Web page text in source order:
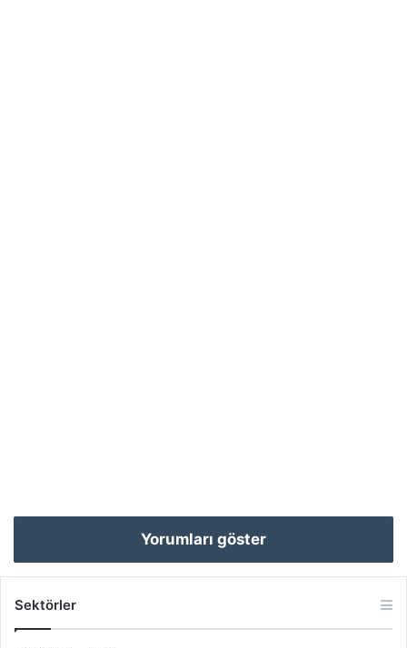
Yorumları göster
Sektörler